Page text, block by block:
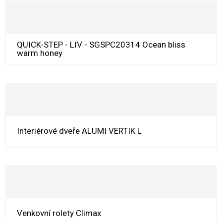
QUICK-STEP - LIV - SGSPC20314 Ocean bliss
warm honey
Interiérové dveře ALUMI VERTIK L
Venkovní rolety Climax